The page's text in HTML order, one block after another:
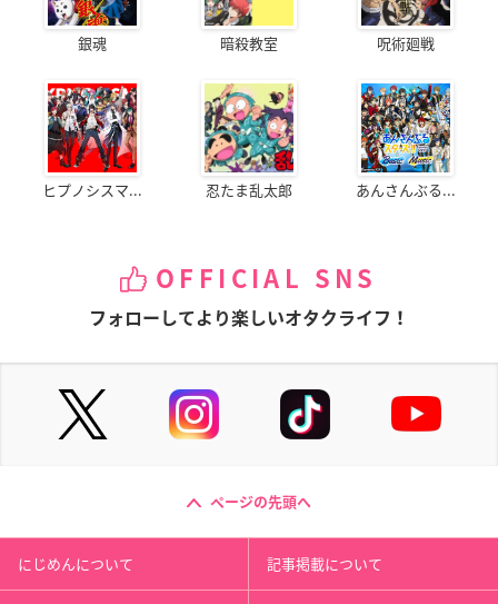
銀魂 暗殺教室 呪術廻戦
ヒプノシスマ... 忍たま乱太郎 あんさんぶる...
OFFICIAL SNS
フォローしてより楽しいオタクライフ！
ページの先頭へ
にじめんについて 記事掲載について